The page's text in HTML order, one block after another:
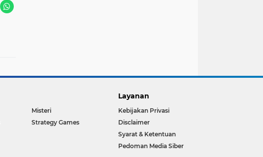
Misteri
Strategy Games
Layanan
Kebijakan Privasi
Disclaimer
Syarat & Ketentuan
Pedoman Media Siber